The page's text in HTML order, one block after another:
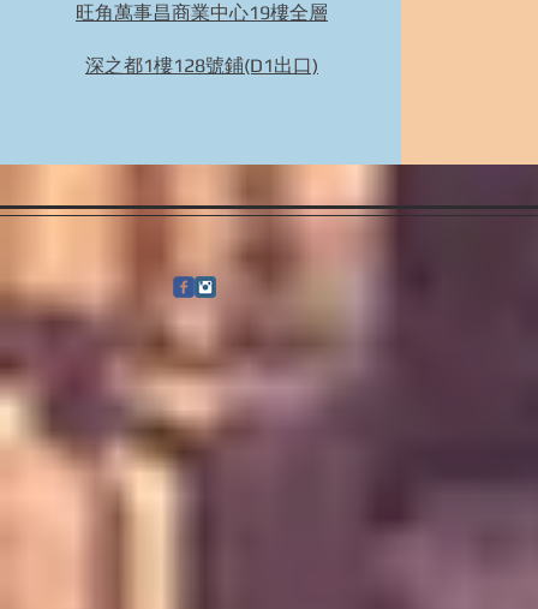
Bidhongkong.com 日本marcourt人氣日本衣服
配件代購 日本各大官網代購代購, 旺角交收,
旺角萬事昌商業中心19樓全層
深之都1樓128號鋪(D1出口)